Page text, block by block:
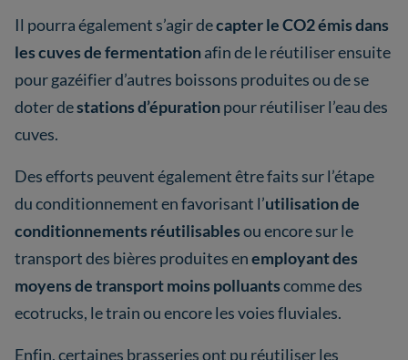
Il pourra également s’agir decapter le CO2 émis dans
les cuves de fermentationafin de le réutiliser ensuite
pour gazéifier d’autres boissons produites ou de se
doter destations d’épurationpour réutiliser l’eau des
cuves.
Des efforts peuvent également être faits sur l’étape
du conditionnement en favorisant l’utilisation de
conditionnements réutilisablesou encore sur le
transport des bières produites enemployant des
moyens de transport moins polluantscomme des
ecotrucks, le train ou encore les voies fluviales.
Enfin, certaines brasseries ont pu réutiliser les